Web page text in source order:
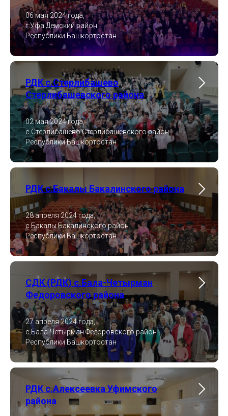
06 мая 2024 года,
г.Уфа Демский район
Республики Башкортостан
РДК с.Стерлибашево
Стерлибашевского района
02 мая 2024 года,
с.Стерлибашево Стерлибашевского район
Республики Башкортостан
РДК с.Бакалы Бакалинского района
28 апреля 2024 года,
с.Бакалы Бакалинского район
Республики Башкортостан
СДК (РДК) с.Бала-Четырман
Федоровского района
27 апреля 2024 года,
с.Бала-Четырман Федоровского район
Республики Башкортостан
РДК с.Алексеевка Уфимского
района